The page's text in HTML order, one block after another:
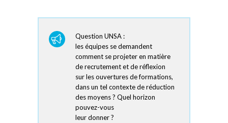
Question UNSA :
les équipes se demandent
comment se projeter en matière
de recrutement et de réflexion
sur les ouvertures de formations,
dans un tel contexte de réduction
des moyens ? Quel horizon
pouvez-vous
leur donner ?